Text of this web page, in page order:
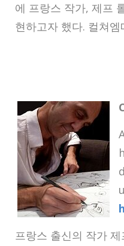
에 프랑스 작가, 제프
현하고자 했다. 컬쳐
프랑스 출신의 작가